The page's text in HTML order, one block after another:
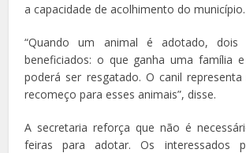
a capacidade de acolhimento do município.
“Quando um animal é adotado, dois
beneficiados: o que ganha uma família
poderá ser resgatado. O canil
recomeço para esses animais”, disse.
A secretaria reforça que não é
feiras para adotar. Os interessados